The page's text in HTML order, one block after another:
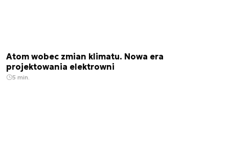
Atom wobec zmian klimatu. Nowa era
projektowania elektrowni
5 min.